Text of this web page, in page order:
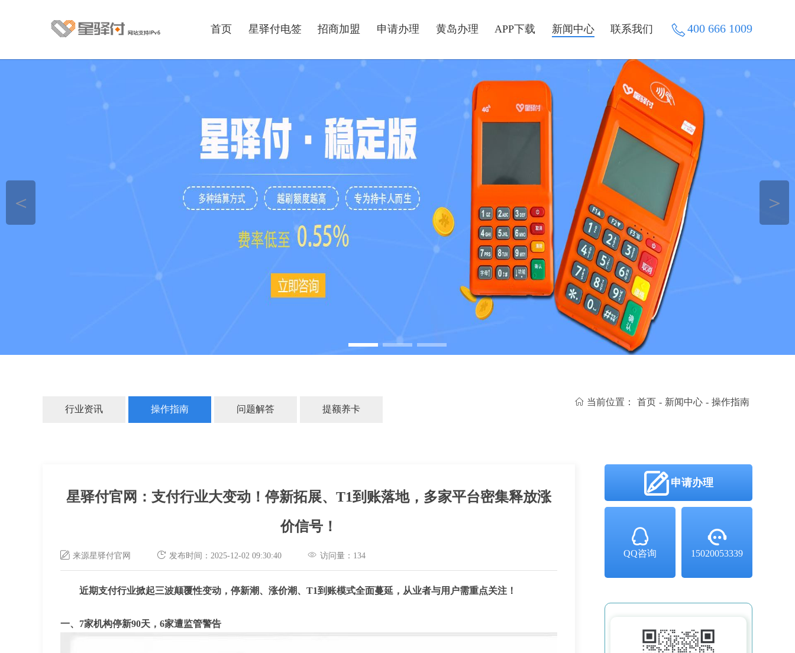
首页 星驿付电签 招商加盟 申请办理 黄岛办理 APP下载 新闻中心 联系我们 400 666 1009
＜ ＞
行业资讯 操作指南 问题解答 提额养卡
当前位置： 首页 - 新闻中心 - 操作指南
星驿付官网：支付行业大变动！停新拓展、T1到账落地，多家平台密集释放涨
价信号！
来源星驿付官网 发布时间：2025-12-02 09:30:40 访问量： 134
近期支付行业掀起三波颠覆性变动，停新潮、涨价潮、T1到账模式全面蔓延，从业者与用户需重点关注！
一、7家机构停新90天，6家遭监管警告
申请办理
QQ咨询 15020053339